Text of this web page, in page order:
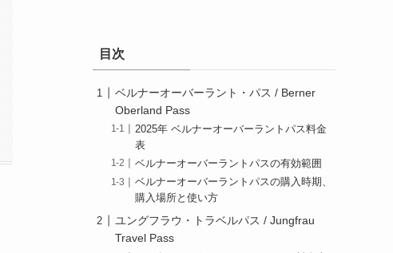
目次
ベルナーオーバーラント・パス / Berner
Oberland Pass
2025年 ベルナーオーバーラントパス料金
表
ベルナーオーバーラントパスの有効範囲
ベルナーオーバーラントパスの購入時期、
購入場所と使い方
ユングフラウ・トラベルパス / Jungfrau
Travel Pass